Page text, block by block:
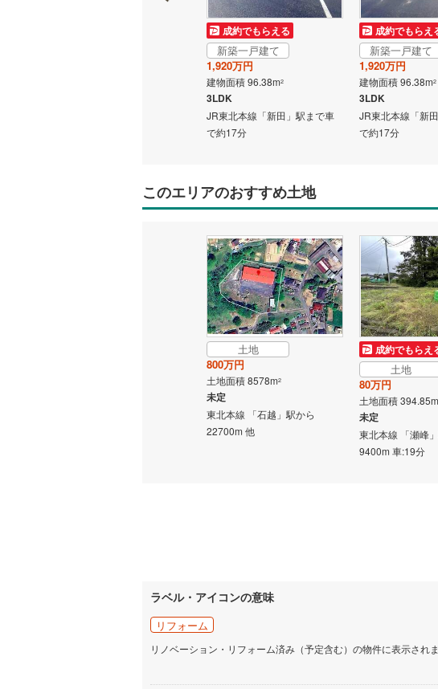
成約でもらえる
新築一戸建て
1,920万円
建物面積 96.38m2
3LDK
JR東北本線「新田」駅まで車
で約17分
成約でもらえ
新築一戸建て
1,920万円
建物面積 96.38m2
3LDK
JR東北本線「新
で約17分
このエリアのおすすめ土地
土地
800万円
土地面積 8578m2
未定
東北本線 「石越」駅から
22700m 他
成約でもらえ
土地
80万円
土地面積 394.85m
未定
東北本線 「瀬峰
9400m 車:19分
ラベル・アイコンの意味
リフォーム
リノベーション・リフォーム済み（予定含む）の物件に表示されま